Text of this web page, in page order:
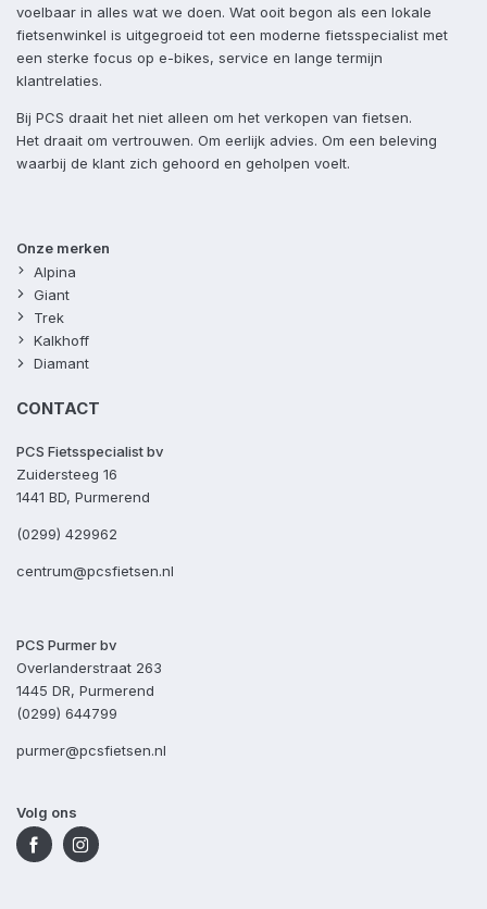
voelbaar in alles wat we doen. Wat ooit begon als een lokale
fietsenwinkel is uitgegroeid tot een moderne fietsspecialist met
een sterke focus op e-bikes, service en lange termijn
klantrelaties.
Bij PCS draait het niet alleen om het verkopen van fietsen.
Het draait om vertrouwen. Om eerlijk advies. Om een beleving
waarbij de klant zich gehoord en geholpen voelt.
Onze merken
Alpina
Giant
Trek
Kalkhoff
Diamant
CONTACT
PCS Fietsspecialist bv
Zuidersteeg 16
1441 BD, Purmerend
(0299) 429962
centrum@pcsfietsen.nl
PCS Purmer bv
Overlanderstraat 263
1445 DR, Purmerend
(0299) 644799
purmer@pcsfietsen.nl
Volg ons